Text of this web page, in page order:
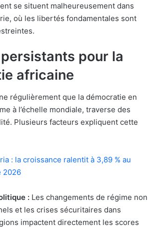
se situent malheureusement dans
où les libertés fondamentales sont
pour la
africaine
régulièrement que la démocratie en
à l’échelle mondiale, traverse des
Plusieurs facteurs expliquent cette
: la croissance ralentit à 3,89 % au
2026
: Les changements de régime non
et les crises sécuritaires dans
impactent directement les scores